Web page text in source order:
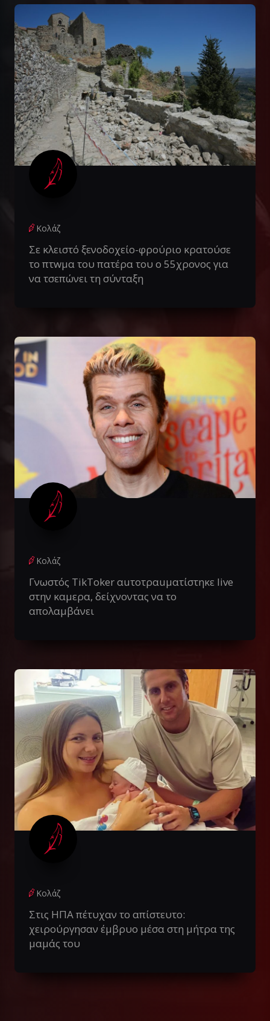
Κολάζ
Σε κλειστό ξενοδοχείο-φρούριο κρατούσε
το πτwμα του πατέρα του ο 55χρονος για
να τσεπώνει τη σύνταξη
Κολάζ
Γνωστός TikToker αuτοτραuματίστηκε live
στην καμερα, δείχνοντας να το
απολαμβάνει
Κολάζ
Στις ΗΠΑ πέτυχαν το απίστευτο:
χειρούργησαν έμβρυο μέσα στη μήτρα της
μαμάς του